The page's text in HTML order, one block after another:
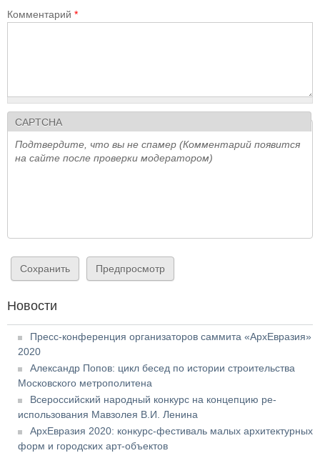
Комментарий *
CAPTCHA
Подтвердите, что вы не спамер (Комментарий появится
на сайте после проверки модератором)
Новости
Пресс-конференция организаторов саммита «АрхЕвразия»
2020
Александр Попов: цикл бесед по истории строительства
Московского метрополитена
Всероссийский народный конкурс на концепцию ре-
использования Мавзолея В.И. Ленина
АрхЕвразия 2020: конкурс-фестиваль малых архитектурных
форм и городских арт-объектов